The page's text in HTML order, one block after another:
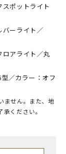
ポットライト
バーライト／
ロアライト／丸
／カラー：オフ
ません。また、地
ください。